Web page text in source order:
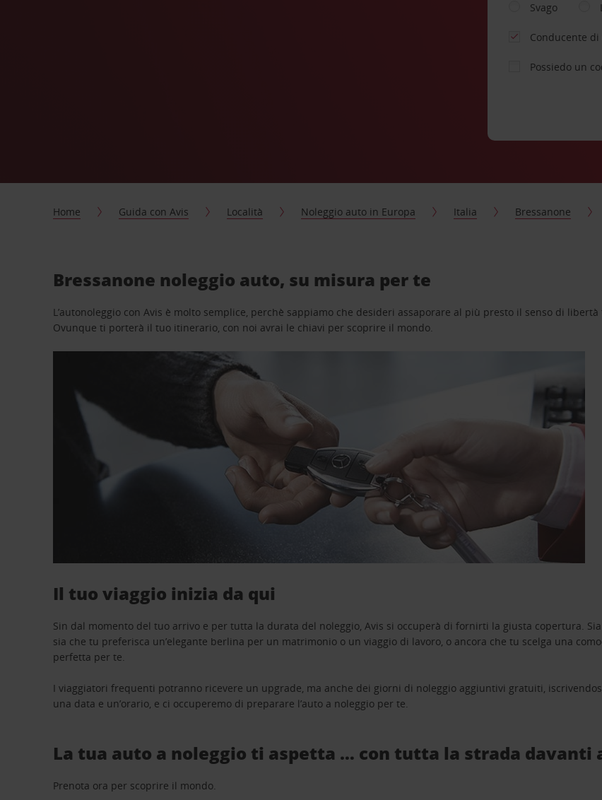
Svago
Conducente
Possiedo un
Home Guida con Avis Località Noleggio auto in Europa Italia Bressanone
Bressanone noleggio auto, su misura per te
L’autonoleggio con Avis è molto semplice, perchè sappiamo che desideri assaporare al più presto il senso di
Ovunque ti porterà il tuo itinerario, con noi avrai le chiavi per scoprire il mondo.
Il tuo viaggio inizia da qui
Sin dal momento del tuo arrivo e per tutta la durata del noleggio, Avis si occuperà di fornirti la giusta copertura.
sia che tu preferisca un’elegante berlina per un matrimonio o un viaggio di lavoro, o ancora che tu scelga una
perfetta per te.
I viaggiatori frequenti potranno ricevere un upgrade, ma anche dei giorni di noleggio aggiuntivi gratuiti,
una data e un’orario, e ci occuperemo di preparare l’auto a noleggio per te.
La tua auto a noleggio ti aspetta … con tutta la strada davanti
Prenota ora per scoprire il mondo.